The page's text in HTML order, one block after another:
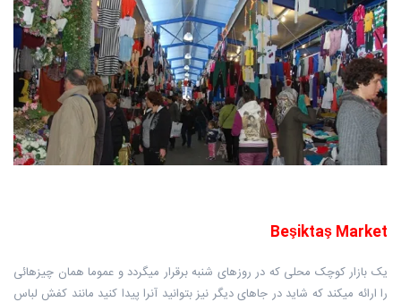
Beşiktaş Market
یک بازار کوچک محلی که در روزهای شنبه برقرار میگردد و عموما همان چیزهائی
را ارائه میکند که شاید در جاهای دیگر نیز بتوانید آنرا پیدا کنید مانند کفش لباس